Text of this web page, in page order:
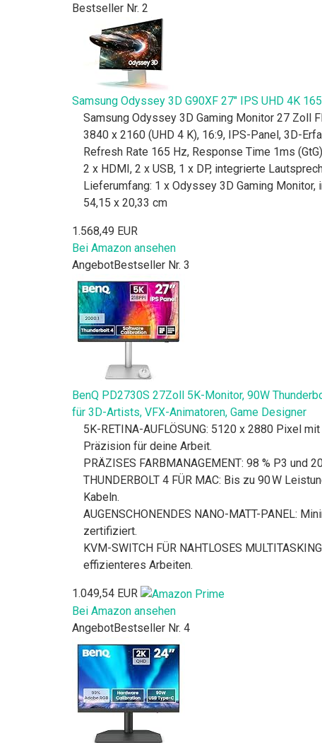
Bestseller Nr. 2
Samsung Odyssey 3D G90XF 27" IPS UHD 4K
Samsung Odyssey 3D Gaming Monitor 27 Zoll
3840 x 2160 (UHD 4 K), 16:9, IPS-Panel, 3D-
Refresh Rate 165 Hz, Response Time 1ms
2 x HDMI, 2 x USB, 1 x DP, integrierte
Lieferumfang: 1 x Odyssey 3D Gaming
54,15 x 20,33 cm
1.568,49 EUR
Bei Amazon ansehen
AngebotBestseller Nr. 3
BenQ PD2730S 27Zoll 5K-Monitor, 90W
für 3D-Artists, VFX-Animatoren, Game Designer
5K-RETINA-AUFLÖSUNG: 5120 x 2880 Pixel
Präzision für deine Arbeit.
PRÄZISES FARBMANAGEMENT: 98 % P3
THUNDERBOLT 4 FÜR MAC: Bis zu 90 W
Kabeln.
AUGENSCHONENDES NANO-MATT-PANEL:
zertifiziert.
KVM-SWITCH FÜR NAHTLOSES
effizienteres Arbeiten.
1.049,54 EUR
Bei Amazon ansehen
AngebotBestseller Nr. 4